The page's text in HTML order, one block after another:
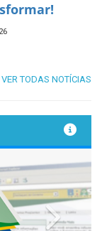
VER TODAS NOTÍCIAS
Next